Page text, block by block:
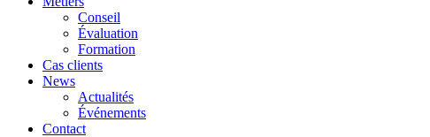
Conseil
Évaluation
Formation
Cas clients
News
Actualités
Événements
Contact